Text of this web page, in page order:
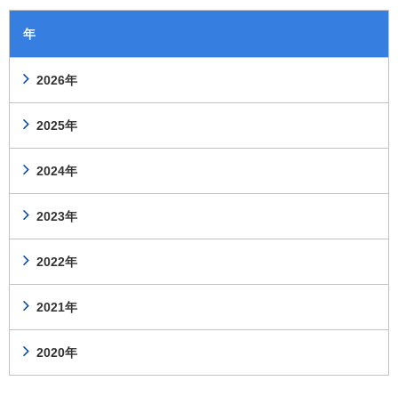
年
2026年
2025年
2024年
2023年
2022年
2021年
2020年